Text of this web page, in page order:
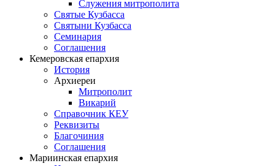
Служения митрополита
Святые Кузбасса
Святыни Кузбасса
Семинария
Соглашения
Кемеровская епархия
История
Архиереи
Митрополит
Викарий
Справочник КЕУ
Реквизиты
Благочиния
Соглашения
Мариинская епархия